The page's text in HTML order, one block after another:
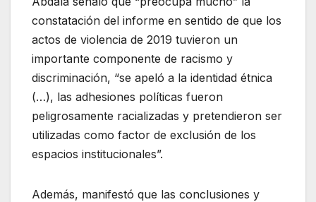
constatación del informe en sentido de que los
actos de violencia de 2019 tuvieron un
importante componente de racismo y
discriminación, “se apeló a la identidad étnica
(…), las adhesiones políticas fueron
peligrosamente racializadas y pretendieron ser
utilizadas como factor de exclusión de los
espacios institucionales”.
Además, manifestó que las conclusiones y